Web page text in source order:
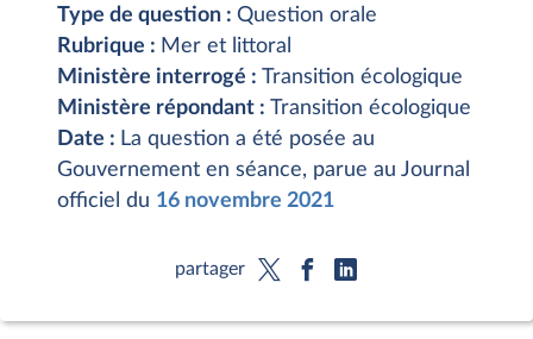
Type de question : Question orale
Rubrique : Mer et littoral
Ministère interrogé : Transition écologique
Ministère répondant : Transition écologique
Date : La question a été posée au
Gouvernement en séance, parue au Journal
officiel du 16 novembre 2021
partager